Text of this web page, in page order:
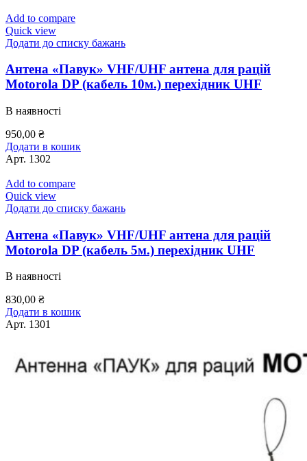
Add to compare
Quick view
Додати до списку бажань
Антена «Павук» VHF/UHF антена для рацій
Motorola DP (кабель 10м.) перехідник UHF
В наявності
950,00 ₴
Додати в кошик
Арт. 1302
Add to compare
Quick view
Додати до списку бажань
Антена «Павук» VHF/UHF антена для рацій
Motorola DP (кабель 5м.) перехідник UHF
В наявності
830,00 ₴
Додати в кошик
Арт. 1301